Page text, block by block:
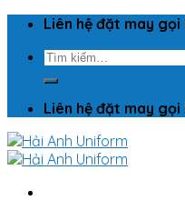
Skip
content
Liên hệ đặt may
Tìm
kiếm:
Liên hệ đặt may